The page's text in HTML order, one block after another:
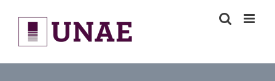
content